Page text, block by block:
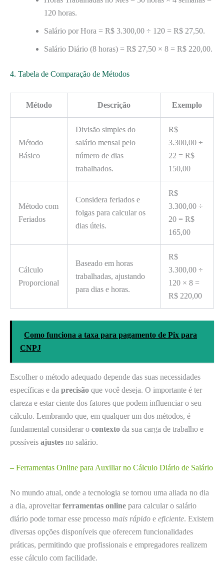
120 horas.
Salário por Hora = R$ 3.300,00 ÷ 120 = R$ 27,50.
Salário Diário (8 horas) = R$ 27,50 × 8 = R$ 220,00.
4. Tabela de Comparação de Métodos
Método Descrição Exemplo
Método
Básico
Divisão simples do
salário mensal pelo
número de dias
trabalhados.
R$
3.300,00 ÷
22 = R$
150,00
Método com
Feriados
Considera feriados e
folgas para calcular os
dias úteis.
R$
3.300,00 ÷
20 = R$
165,00
Cálculo
Proporcional
Baseado em horas
trabalhadas, ajustando
para dias e horas.
R$
3.300,00 ÷
120 × 8 =
R$ 220,00
Como funciona a taxa para pagamento de Pix para
CNPJ
Escolher o método adequado depende das suas necessidades
específicas e da precisão que você deseja. O importante é ter
clareza e estar ciente dos fatores que podem influenciar o seu
cálculo. Lembrando que, em qualquer um dos métodos, é
fundamental considerar o contexto da sua carga de trabalho e
possíveis ajustes no salário.
– Ferramentas Online para Auxiliar no Cálculo Diário de Salário
No mundo atual, onde a tecnologia se tornou uma aliada no dia
a dia, aproveitar ferramentas online para calcular o salário
diário pode tornar esse processo mais rápido e eficiente. Existem
diversas opções disponíveis que oferecem funcionalidades
práticas, permitindo que profissionais e empregadores realizem
esse cálculo com facilidade.